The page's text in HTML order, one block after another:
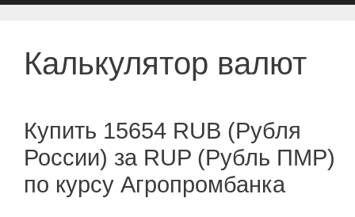
Калькулятор валют
Купить 15654 RUB (Рубля
России) за RUP (Рубль ПМР)
по курсу Агропромбанка